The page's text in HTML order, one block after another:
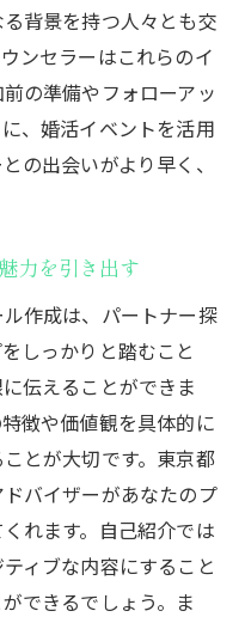
背景を持つ人々とも交
ンセラーはこれらのイ
の準備やフォローアッ
、婚活イベントを活用
の出会いがより早く、
力を引き出す
作成は、パートナー探
しっかりと踏むこと
伝えることができま
徴や価値観を具体的に
とが大切です。東京都
バイザーがあなたのプ
れます。自己紹介では
ィブな内容にすること
できるでしょう。ま